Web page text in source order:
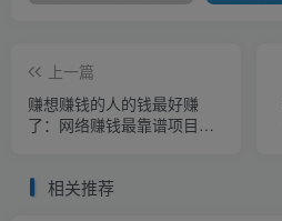
上一篇
赚想赚钱的人的钱最好赚
了：网络赚钱最靠谱项目
相关推荐